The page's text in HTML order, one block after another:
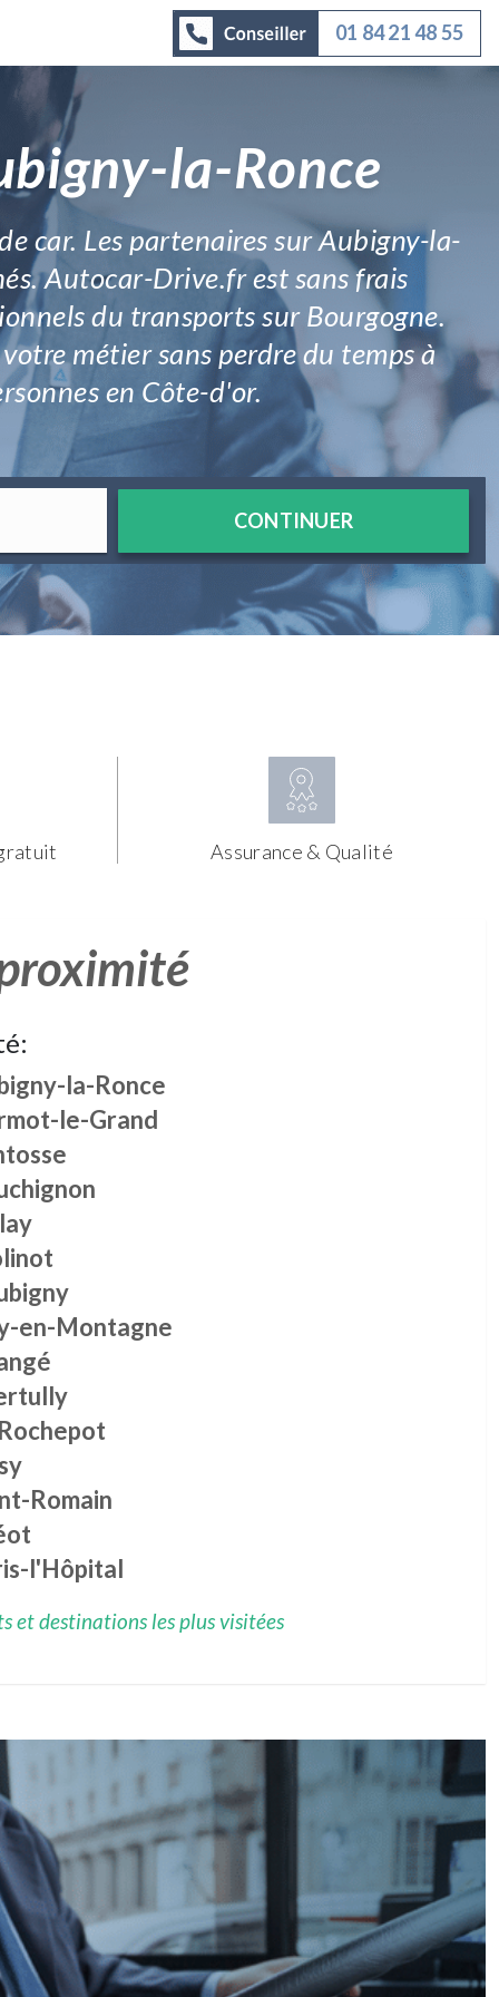
01 84 21 48 55
la-Ronce
car. Les partenaires sur Aubigny-la-
Autocar-Drive.fr est sans frais
du transports sur Bourgogne.
métier sans perdre du temps à
en Côte-d'or.
CONTINUER
Assurance & Qualité
la-Ronce
le-Grand
en-Montagne
Romain
l'Hôpital
et destinations les plus visitées